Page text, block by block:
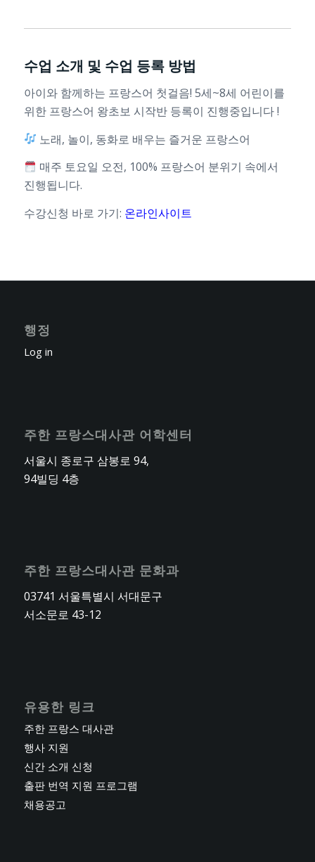
수업 소개 및 수업 등록 방법
아이와 함께하는 프랑스어 첫걸음! 5세~8세 어린이를
위한 프랑스어 왕초보 시작반 등록이 진행중입니다 !
노래, 놀이, 동화로 배우는 즐거운 프랑스어
매주 토요일 오전, 100% 프랑스어 분위기 속에서
진행됩니다.
수강신청 바로 가기: 온라인사이트
행정
Log in
주한 프랑스대사관 어학센터
서울시 종로구 삼봉로 94,
94빌딩 4층
주한 프랑스대사관 문화과
03741 서울특별시 서대문구
서소문로 43-12
유용한 링크
주한 프랑스 대사관
행사 지원
신간 소개 신청
출판 번역 지원 프로그램
채용공고